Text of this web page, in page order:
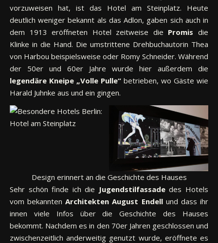
vorzuweisen hat, ist das Hotel am Steinplatz. Heute
deutlich weniger bekannt als das Adlon, gaben sich auch in
dem 1913 eröffneten Hotel zeitweise die Promis die
Klinke in die Hand. Die umstrittene Drehbuchautorin Thea
von Harbou beispielsweise oder Romy Schneider. Während
der 50er und 60er Jahre wurde hier außerdem die
legendäre Kneipe „Volle Pulle“ betrieben, wo Gäste wie
Harald Juhnke aus und ein gingen.
Design erinnert an die Geschichte des Hauses
Sehr schön finde ich die Jugendstilfassadedes Hotels
vom bekanntenArchitekten August Endellund dass ihr
innen viele Infos über die Geschichte des Hauses
bekommt. Nachdem es in den 70er Jahren geschlossen und
zwischenzeitlich anderweitig genutzt wurde, eröffnete es